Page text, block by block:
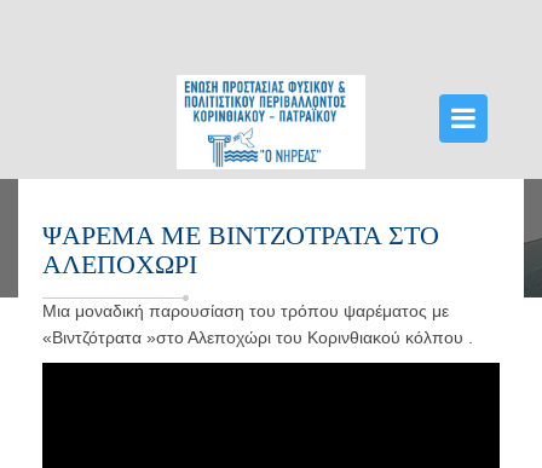
ΔΡΆΣΕΙΣ
ΔΕΛΤΊΑ ΤΎΠΟΥ
ΟΡΓΑΝΏΣΕΙΣ ΝΗΡΈΑ
ΨΆΡΕΜΑ ΜΕ ΒΙΝΤΖΌΤΡΑΤΑ ΣΤΟ
ΑΛΕΠΟΧΏΡΙ
Μια μοναδική παρουσίαση του τρόπου ψαρέματος με
«Βιντζότρατα »στο Αλεποχώρι του Κορινθιακού κόλπου .